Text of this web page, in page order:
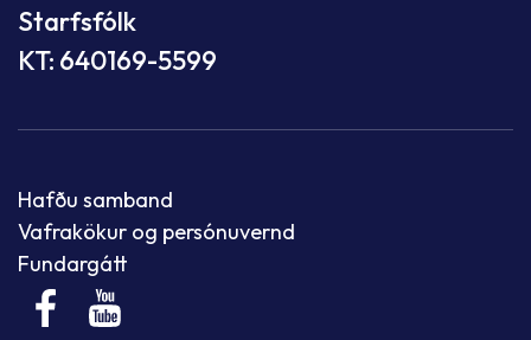
Starfsfólk
KT: 640169-5599
Hafðu samband
Vafrakökur og persónuvernd
Fundargátt